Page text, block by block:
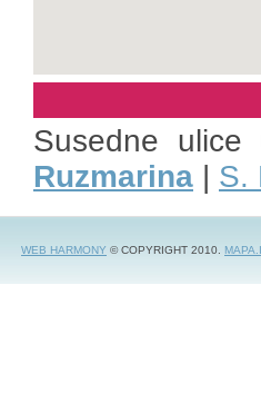
Susedne
Ruzmarina | S.
WEB HARMONY © COPYRIGHT 2010.